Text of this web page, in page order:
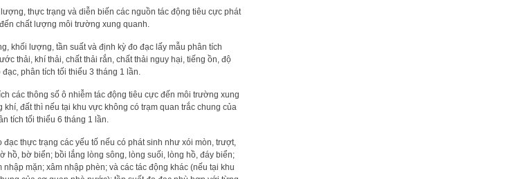
thực trạng và diễn biến các nguồn tác động tiêu cực phát
chất lượng môi trường xung quanh.
khối lượng, tần suất và định kỳ đo đạc lấy mẫu phân tích
thải, khí thải, chất thải rắn, chất thải nguy hại, tiếng ồn, độ
phân tích tối thiểu 3 tháng 1 lần.
các thông số ô nhiễm tác động tiêu cực đến môi trường xung
đất thì nếu tại khu vực không có trạm quan trắc chung của
tích tối thiểu 6 tháng 1 lần.
đạc thực trạng các yếu tố nếu có phát sinh như xói mòn, trượt,
hồ, bờ biển; bồi lắng lòng sông, lòng suối, lòng hồ, đáy biển;
mặn; xâm nhập phèn; và các tác động khác (nếu tại khu